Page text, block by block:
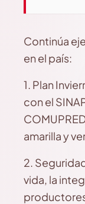
Continúa
en el país:
1. Plan
con el
amarilla y
2.
vida, la